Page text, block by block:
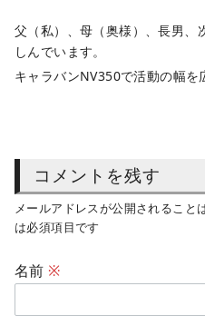
父（私）、母（奥様）、長男、
しんでいます。
キャラバンNV350で活動の幅を
コメントを残す
メールアドレスが公開されること
は必須項目です
名前 ※